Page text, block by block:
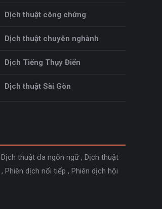
Dịch thuật công chứng
Dịch thuật chuyên nghành
Dịch Tiếng Thụy Điển
Dịch thuật Sài Gòn
Dịch thuật đa ngôn ngữ, Dịch thuật
, Phiên dịch nối tiếp , Phiên dịch hội